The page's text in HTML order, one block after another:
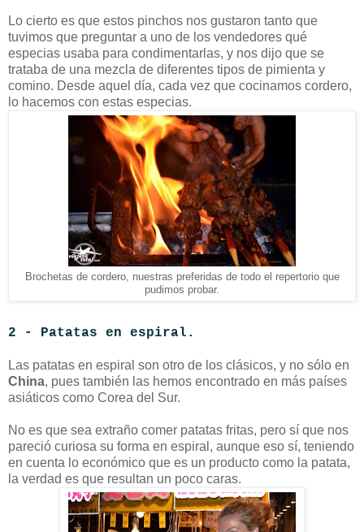
Lo cierto es que estos pinchos nos gustaron tanto que
tuvimos que preguntar a uno de los vendedores qué
especias usaba para condimentarlas, y nos dijo que se
trataba de una mezcla de diferentes tipos de pimienta y
comino. Desde aquel día, cada vez que cocinamos cordero,
lo hacemos con estas especias.
Brochetas de cordero, nuestras preferidas de todo el repertorio que
pudimos probar.
2 - Patatas en espiral.
Las patatas en espiral son otro de los clásicos, y no sólo en
China, pues también las hemos encontrado en más países
asiáticos como Corea del Sur.
No es que sea extraño comer patatas fritas, pero sí que nos
pareció curiosa su forma en espiral, aunque eso sí, teniendo
en cuenta lo económico que es un producto como la patata,
la verdad es que resultan un poco caras.